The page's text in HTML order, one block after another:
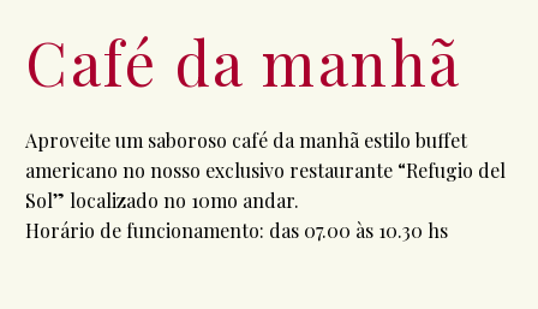
Café da manhã
Aproveite um saboroso café da manhã estilo buffet
americano no nosso exclusivo restaurante “Refugio del
Sol” localizado no 10mo andar.
Horário de funcionamento: das 07.00 às 10.30 hs